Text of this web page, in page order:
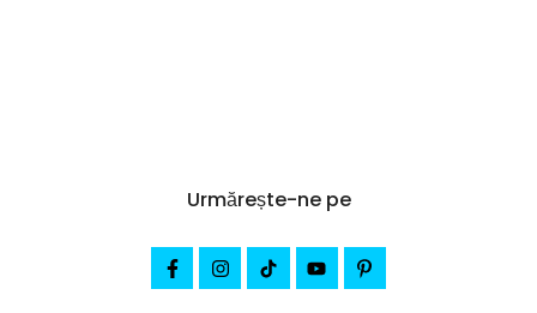
Urmărește-ne pe